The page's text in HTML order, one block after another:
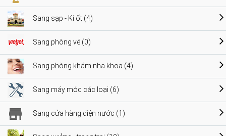
Sang sạp - Ki ốt (4)
Sang phòng vé (0)
Sang phòng khám nha khoa (4)
Sang máy móc các loại (6)
Sang cửa hàng điện nước (1)